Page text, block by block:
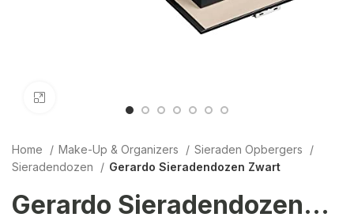
Home Make-Up & Organizers
Sieraden Opbergers
Sieradendozen
Gerardo Sieradendozen Zwart
Gerardo Sieradendozen Zwart